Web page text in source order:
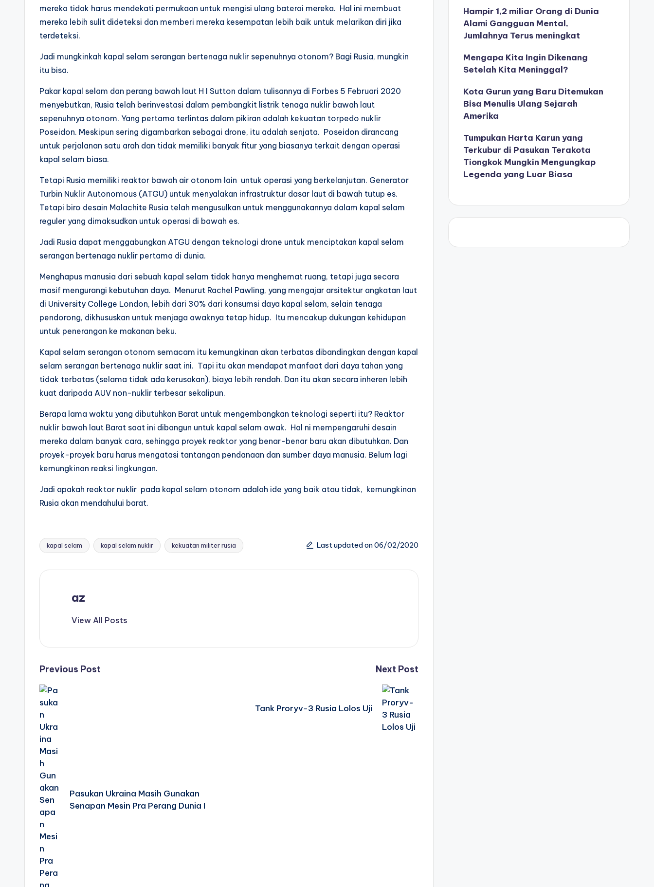
mereka tidak harus mendekati permukaan untuk mengisi ulang baterai mereka. Hal ini membuat
mereka lebih sulit dideteksi dan memberi mereka kesempatan lebih baik untuk melarikan diri jika
terdeteksi.
Jadi mungkinkah kapal selam serangan bertenaga nuklir sepenuhnya otonom? Bagi Rusia, mungkin
itu bisa.
Pakar kapal selam dan perang bawah laut H I Sutton dalam tulisannya di Forbes 5 Februari 2020
menyebutkan, Rusia telah berinvestasi dalam pembangkit listrik tenaga nuklir bawah laut
sepenuhnya otonom. Yang pertama terlintas dalam pikiran adalah kekuatan torpedo nuklir
Poseidon. Meskipun sering digambarkan sebagai drone, itu adalah senjata. Poseidon dirancang
untuk perjalanan satu arah dan tidak memiliki banyak fitur yang biasanya terkait dengan operasi
kapal selam biasa.
Tetapi Rusia memiliki reaktor bawah air otonom lain untuk operasi yang berkelanjutan. Generator
Turbin Nuklir Autonomous (ATGU) untuk menyalakan infrastruktur dasar laut di bawah tutup es.
Tetapi biro desain Malachite Rusia telah mengusulkan untuk menggunakannya dalam kapal selam
reguler yang dimaksudkan untuk operasi di bawah es.
Jadi Rusia dapat menggabungkan ATGU dengan teknologi drone untuk menciptakan kapal selam
serangan bertenaga nuklir pertama di dunia.
Menghapus manusia dari sebuah kapal selam tidak hanya menghemat ruang, tetapi juga secara
masif mengurangi kebutuhan daya. Menurut Rachel Pawling, yang mengajar arsitektur angkatan laut
di University College London, lebih dari 30% dari konsumsi daya kapal selam, selain tenaga
pendorong, dikhususkan untuk menjaga awaknya tetap hidup. Itu mencakup dukungan kehidupan
untuk penerangan ke makanan beku.
Kapal selam serangan otonom semacam itu kemungkinan akan terbatas dibandingkan dengan kapal
selam serangan bertenaga nuklir saat ini. Tapi itu akan mendapat manfaat dari daya tahan yang
tidak terbatas (selama tidak ada kerusakan), biaya lebih rendah. Dan itu akan secara inheren lebih
kuat daripada AUV non-nuklir terbesar sekalipun.
Berapa lama waktu yang dibutuhkan Barat untuk mengembangkan teknologi seperti itu? Reaktor
nuklir bawah laut Barat saat ini dibangun untuk kapal selam awak. Hal ni mempengaruhi desain
mereka dalam banyak cara, sehingga proyek reaktor yang benar-benar baru akan dibutuhkan. Dan
proyek-proyek baru harus mengatasi tantangan pendanaan dan sumber daya manusia. Belum lagi
kemungkinan reaksi lingkungan.
Jadi apakah reaktor nuklir pada kapal selam otonom adalah ide yang baik atau tidak, kemungkinan
Rusia akan mendahului barat.
Tags:
kapal selam kapal selam nuklir kekuatan militer rusia Last updated on 06/02/2020
az
View All Posts
Post
navigation
Previous Post
Pasukan Ukraina Masih Gunakan
Senapan Mesin Pra Perang Dunia I
Next Post
Tank Proryv-3 Rusia Lolos Uji
Hampir 1,2 miliar Orang di Dunia
Alami Gangguan Mental,
Jumlahnya Terus meningkat
Mengapa Kita Ingin Dikenang
Setelah Kita Meninggal?
Kota Gurun yang Baru Ditemukan
Bisa Menulis Ulang Sejarah
Amerika
Tumpukan Harta Karun yang
Terkubur di Pasukan Terakota
Tiongkok Mungkin Mengungkap
Legenda yang Luar Biasa